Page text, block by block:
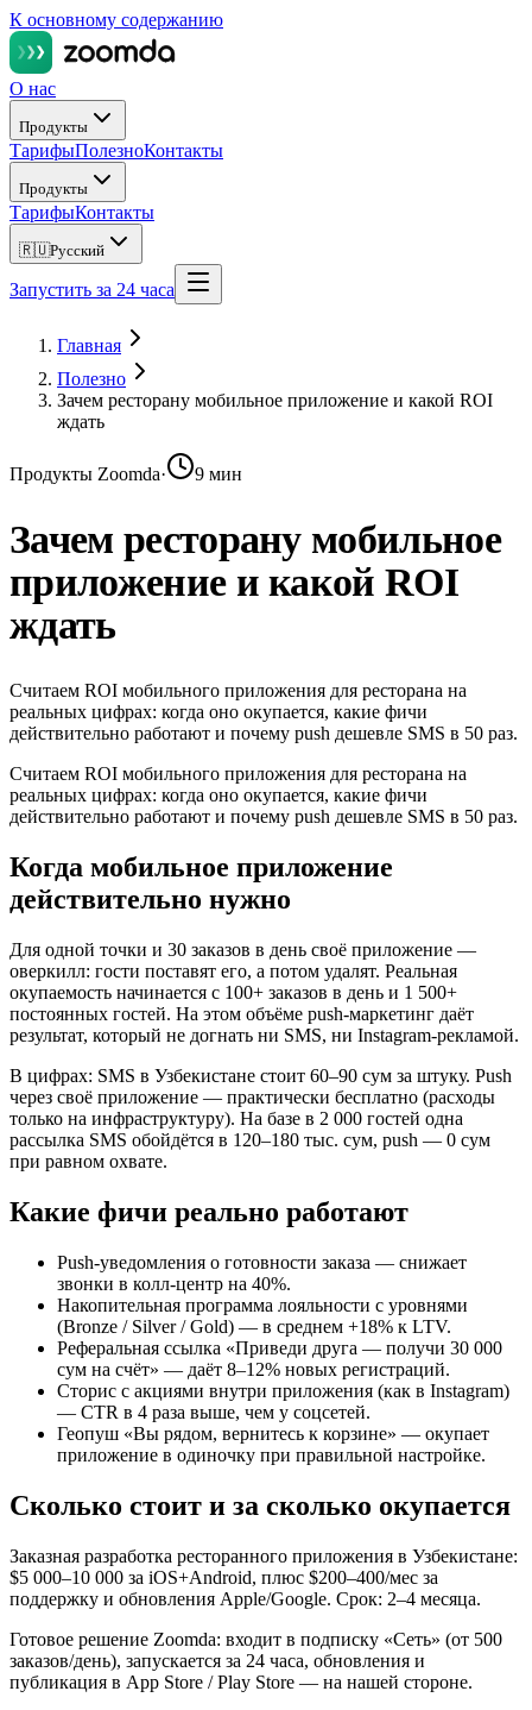
К основному содержанию
О нас
Продукты
ТарифыПолезноКонтакты
Продукты
ТарифыКонтакты
🇷🇺Русский
Запустить за 24 часа
Главная
Полезно
Зачем ресторану мобильное приложение и какой ROI
ждать
Продукты Zoomda· 9 мин
Зачем ресторану мобильное
приложение и какой ROI
ждать
Считаем ROI мобильного приложения для ресторана на
реальных цифрах: когда оно окупается, какие фичи
действительно работают и почему push дешевле SMS в 50 раз.
Считаем ROI мобильного приложения для ресторана на
реальных цифрах: когда оно окупается, какие фичи
действительно работают и почему push дешевле SMS в 50 раз.
Когда мобильное приложение
действительно нужно
Для одной точки и 30 заказов в день своё приложение —
оверкилл: гости поставят его, а потом удалят. Реальная
окупаемость начинается с 100+ заказов в день и 1 500+
постоянных гостей. На этом объёме push-маркетинг даёт
результат, который не догнать ни SMS, ни Instagram-рекламой.
В цифрах: SMS в Узбекистане стоит 60–90 сум за штуку. Push
через своё приложение — практически бесплатно (расходы
только на инфраструктуру). На базе в 2 000 гостей одна
рассылка SMS обойдётся в 120–180 тыс. сум, push — 0 сум
при равном охвате.
Какие фичи реально работают
Push-уведомления о готовности заказа — снижает
звонки в колл-центр на 40%.
Накопительная программа лояльности с уровнями
(Bronze / Silver / Gold) — в среднем +18% к LTV.
Реферальная ссылка «Приведи друга — получи 30 000
сум на счёт» — даёт 8–12% новых регистраций.
Сторис с акциями внутри приложения (как в Instagram)
— CTR в 4 раза выше, чем у соцсетей.
Геопуш «Вы рядом, вернитесь к корзине» — окупает
приложение в одиночку при правильной настройке.
Сколько стоит и за сколько окупается
Заказная разработка ресторанного приложения в Узбекистане:
$5 000–10 000 за iOS+Android, плюс $200–400/мес за
поддержку и обновления Apple/Google. Срок: 2–4 месяца.
Готовое решение Zoomda: входит в подписку «Сеть» (от 500
заказов/день), запускается за 24 часа, обновления и
публикация в App Store / Play Store — на нашей стороне.